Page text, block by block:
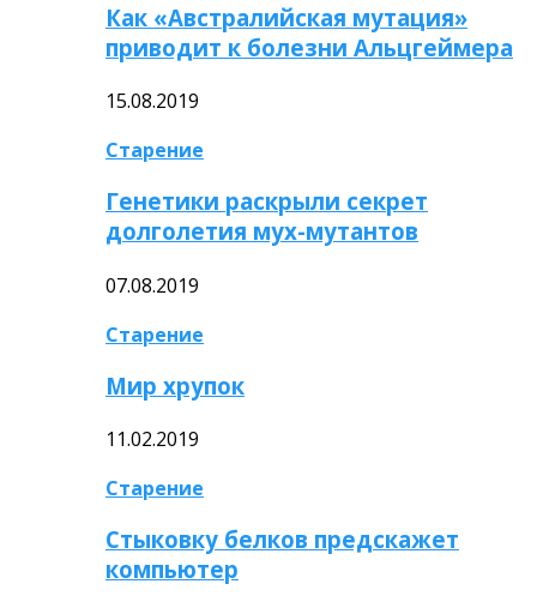
Как «Австралийская мутация»
приводит к болезни Альцгеймера
15.08.2019
Старение
Генетики раскрыли секрет
долголетия мух-мутантов
07.08.2019
Старение
Мир хрупок
11.02.2019
Старение
Стыковку белков предскажет
компьютер